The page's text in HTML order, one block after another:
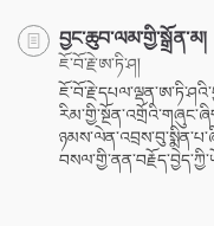
བྱང་ཆུབ་ལམ་གྱི་སྒྲོན་མ།
ཇོ་བོ་རྗེ་ཨ་ཏི་ཤ།